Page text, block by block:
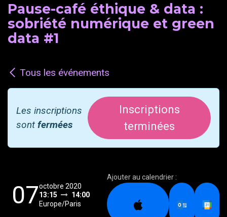
Pause-café éthique & data :
sobriété numérique et green
data #1
Tous les événements
Les inscriptions
sont fermées
Inscriptions
terminées
07octobre 2020
13:15
14:00
Europe/Paris
Ajouter au calendrier :